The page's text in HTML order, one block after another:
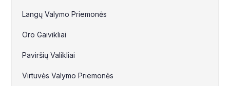
Langų Valymo Priemonės
Oro Gaivikliai
Paviršių Valikliai
Virtuvės Valymo Priemonės